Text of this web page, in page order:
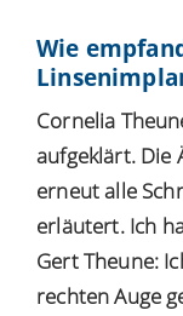
Wie
Cornelia
aufgeklärt. Die
erneut alle
erläutert. Ich
Gert Theune:
rechten Auge